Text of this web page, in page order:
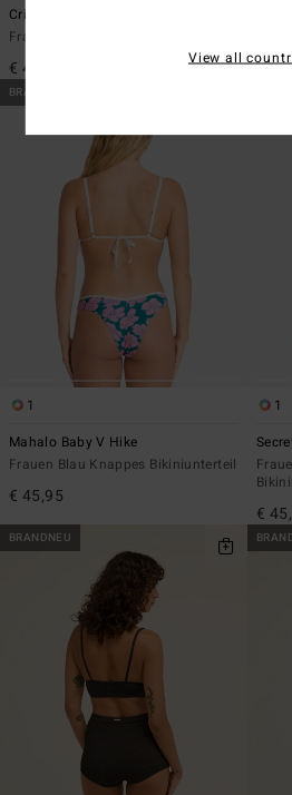
Crinkle Crush Cocoa
Frauen Gelb Knappes Bikiniunterteil
€ 45,95 €
BRANDNEU
1
Mahalo Baby V Hike
Frauen Blau Knappes Bikiniunterteil
€ 45,95
1
€
BRANDNEU
View all